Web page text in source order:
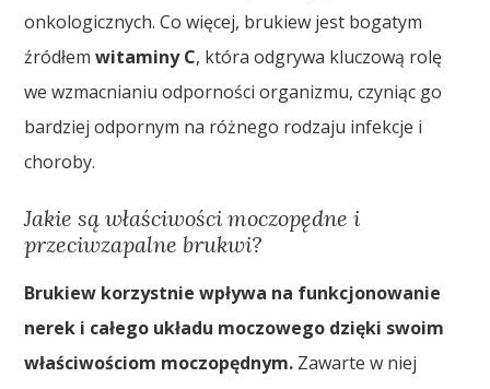
onkologicznych. Co więcej, brukiew jest bogatym
źródłemwitaminy C, która odgrywa kluczową rolę
we wzmacnianiu odporności organizmu, czyniąc go
bardziej odpornym na różnego rodzaju infekcje i
choroby.
Jakie są właściwości moczopędne i
przeciwzapalne brukwi?
Brukiew korzystnie wpływa na funkcjonowanie
nerek i całego układu moczowego dzięki swoim
właściwościom moczopędnym. Zawarte w niej